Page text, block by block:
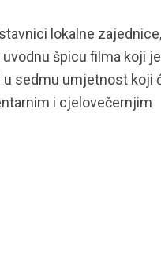
lokalne
špicu filma koji je
u sedmu umjetnost koji
i cjelovečernjim